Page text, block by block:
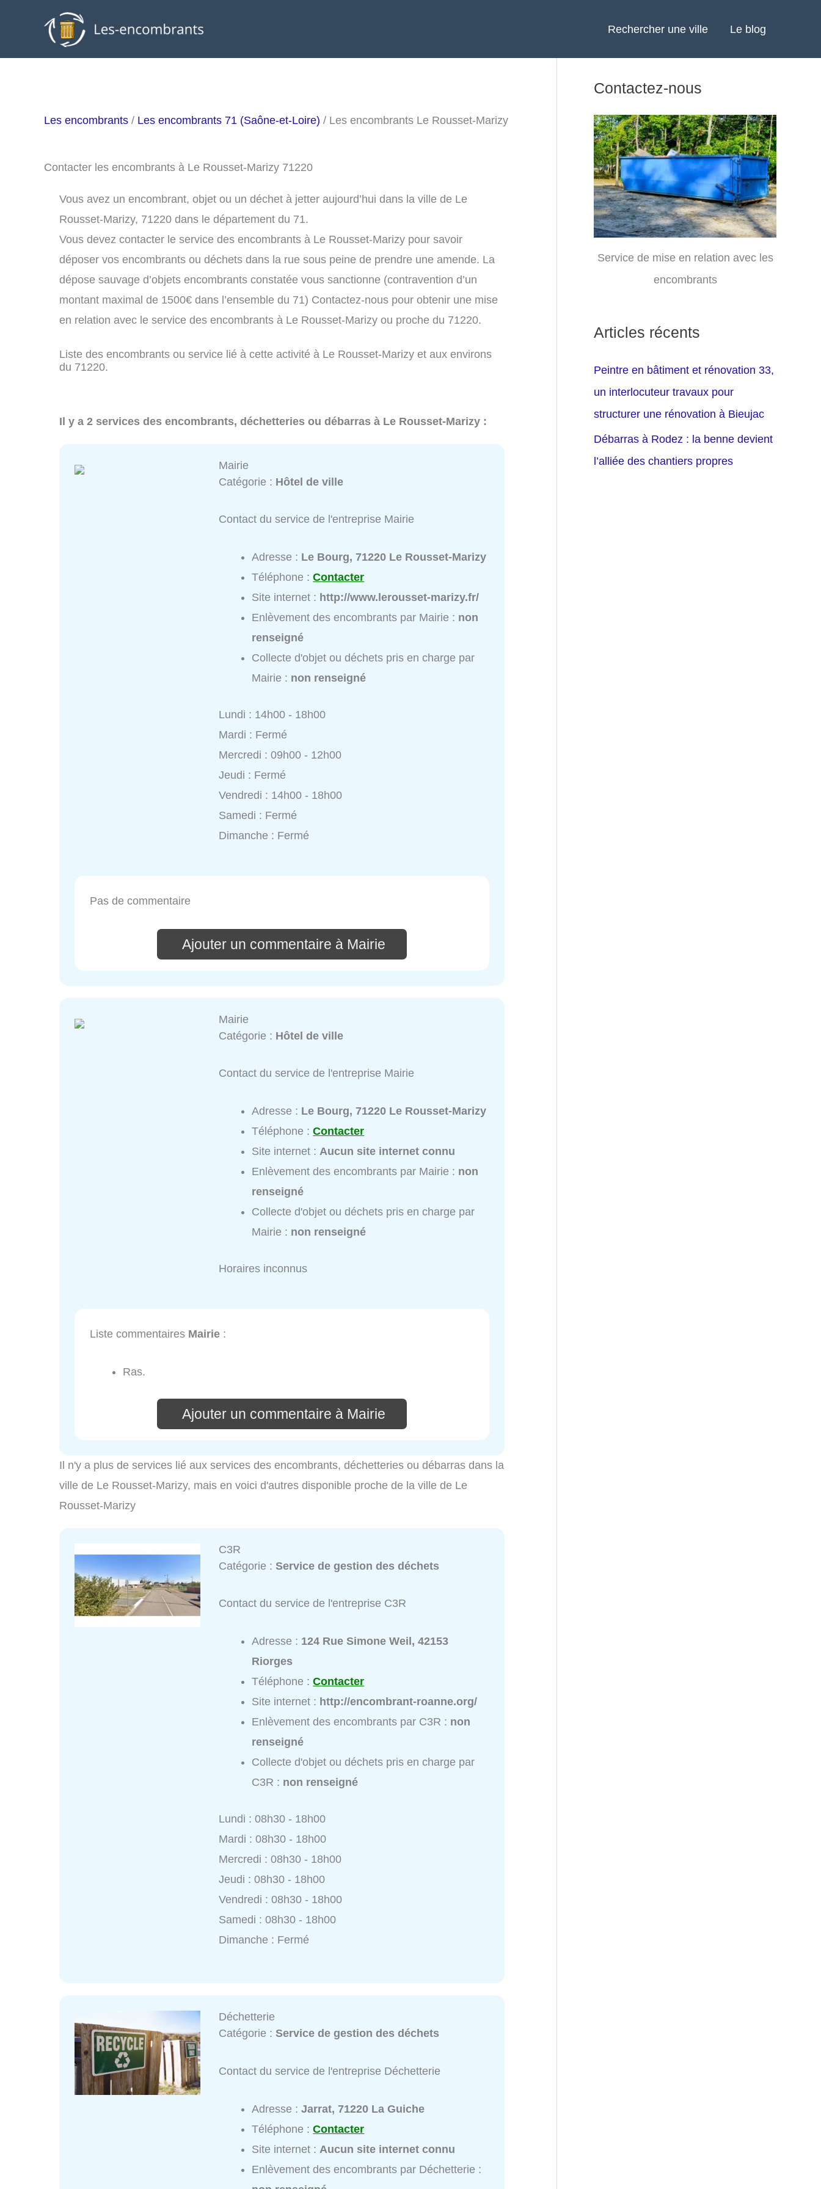
Rechercher une ville Le blog
Les encombrants / Les encombrants 71 (Saône-et-Loire) / Les encombrants Le Rousset-Marizy
Contacter les encombrants à Le Rousset-Marizy 71220
Vous avez un encombrant, objet ou un déchet à jetter aujourd’hui dans la ville de Le
Rousset-Marizy, 71220 dans le département du 71.
Vous devez contacter le service des encombrants à Le Rousset-Marizy pour savoir
déposer vos encombrants ou déchets dans la rue sous peine de prendre une amende. La
dépose sauvage d’objets encombrants constatée vous sanctionne (contravention d’un
montant maximal de 1500€ dans l’ensemble du 71) Contactez-nous pour obtenir une mise
en relation avec le service des encombrants à Le Rousset-Marizy ou proche du 71220.
Liste des encombrants ou service lié à cette activité à Le Rousset-Marizy et aux environs
du 71220.
Il y a 2 services des encombrants, déchetteries ou débarras à Le Rousset-Marizy :
Mairie
Catégorie : Hôtel de ville
Contact du service de l'entreprise Mairie
Adresse : Le Bourg, 71220 Le Rousset-Marizy
Téléphone :Contacter
Site internet : http://www.lerousset-marizy.fr/
Enlèvement des encombrants par Mairie : non
renseigné
Collecte d'objet ou déchets pris en charge par
Mairie : non renseigné
Lundi : 14h00 - 18h00
Mardi : Fermé
Mercredi : 09h00 - 12h00
Jeudi : Fermé
Vendredi : 14h00 - 18h00
Samedi : Fermé
Dimanche : Fermé
Pas de commentaire
Ajouter un commentaire à Mairie
Mairie
Catégorie : Hôtel de ville
Contact du service de l'entreprise Mairie
Adresse : Le Bourg, 71220 Le Rousset-Marizy
Téléphone :Contacter
Site internet :Aucun site internet connu
Enlèvement des encombrants par Mairie : non
renseigné
Collecte d'objet ou déchets pris en charge par
Mairie : non renseigné
Horaires inconnus
Liste commentaires Mairie :
Ras.
Ajouter un commentaire à Mairie
Il n'y a plus de services lié aux services des encombrants, déchetteries ou débarras dans la
ville de Le Rousset-Marizy, mais en voici d'autres disponible proche de la ville de Le
Rousset-Marizy
C3R
Catégorie :Service de gestion des déchets
Contact du service de l'entreprise C3R
Adresse : 124 Rue Simone Weil, 42153
Riorges
Téléphone :Contacter
Site internet : http://encombrant-roanne.org/
Enlèvement des encombrants par C3R : non
renseigné
Collecte d'objet ou déchets pris en charge par
C3R : non renseigné
Lundi : 08h30 - 18h00
Mardi : 08h30 - 18h00
Mercredi : 08h30 - 18h00
Jeudi : 08h30 - 18h00
Vendredi : 08h30 - 18h00
Samedi : 08h30 - 18h00
Dimanche : Fermé
Déchetterie
Catégorie :Service de gestion des déchets
Contact du service de l'entreprise Déchetterie
Adresse :Jarrat, 71220 La Guiche
Téléphone :Contacter
Site internet : Aucun site internet connu
Enlèvement des encombrants par Déchetterie :
Contactez-nous
Service de mise en relation avec les
encombrants
Articles récents
Peintre en bâtiment et rénovation 33,
un interlocuteur travaux pour
structurer une rénovation à Bieujac
Débarras à Rodez : la benne devient
l’alliée des chantiers propres